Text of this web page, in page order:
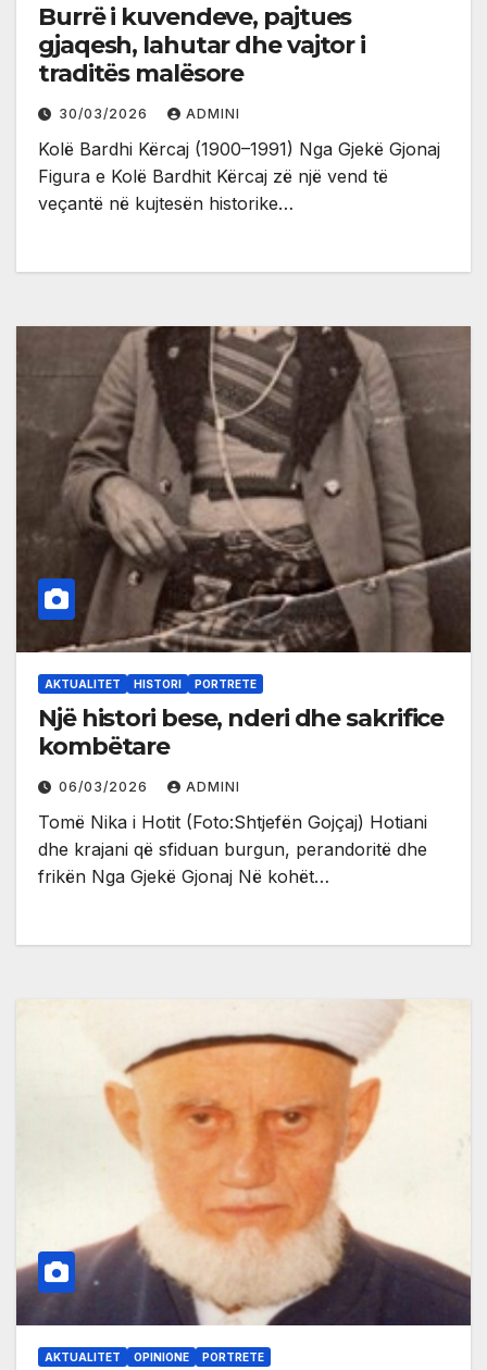
Burrë i kuvendeve, pajtues
gjaqesh, lahutar dhe vajtor i
traditës malësore
30/03/2026 ADMINI
Kolë Bardhi Kërcaj (1900–1991) Nga Gjekë Gjonaj
Figura e Kolë Bardhit Kërcaj zë një vend të
veçantë në kujtesën historike…
AKTUALITET HISTORI PORTRETE
Një histori bese, nderi dhe sakrifice
kombëtare
06/03/2026 ADMINI
Tomë Nika i Hotit (Foto:Shtjefën Gojçaj) Hotiani
dhe krajani që sfiduan burgun, perandoritë dhe
frikën Nga Gjekë Gjonaj Në kohët…
AKTUALITET OPINIONE PORTRETE